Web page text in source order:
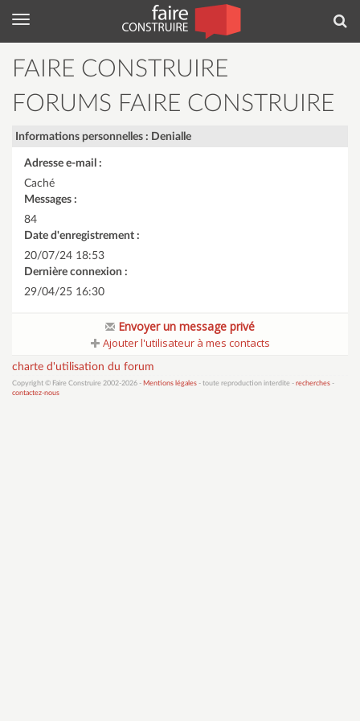
Menu
FAIRE CONSTRUIRE
FORUMS FAIRE CONSTRUIRE
Informations personnelles : Denialle
Adresse e-mail :
Caché
Messages :
84
Date d'enregistrement :
20/07/24 18:53
Dernière connexion :
29/04/25 16:30
Envoyer un message privé
Ajouter l'utilisateur à mes contacts
charte d'utilisation du forum
Copyright © Faire Construire 2002-2026 - Mentions légales - toute reproduction interdite - recherches -
contactez-nous